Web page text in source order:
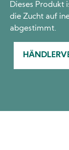
Dieses Produkt
die Zucht auf
abgestimmt.